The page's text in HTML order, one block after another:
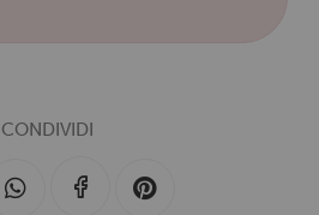
CONDIVIDI